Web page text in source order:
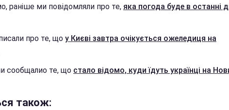
раніше ми повідомляли про те, яка погода буде в останні
про те, що у Києві завтра очікується ожеледиця на
сообщалио те, що стало відомо, куди їдуть українці на
також: